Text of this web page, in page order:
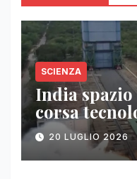
SCIENZA
India
corsa
20 LUGLIO 2026